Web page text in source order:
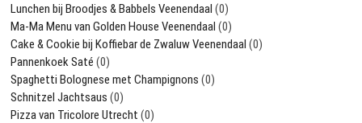
Lunchen bij Broodjes & Babbels Veenendaal (0)
Ma-Ma Menu van Golden House Veenendaal (0)
Cake & Cookie bij Koffiebar de Zwaluw Veenendaal (0)
Pannenkoek Saté (0)
Spaghetti Bolognese met Champignons (0)
Schnitzel Jachtsaus (0)
Pizza van Tricolore Utrecht (0)